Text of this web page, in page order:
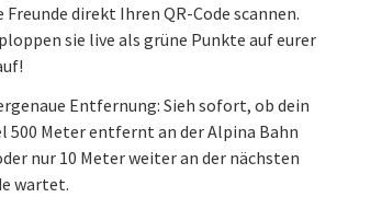
Freunde direkt Ihren QR-Code scannen.
sie live als grüne Punkte auf eurer
Entfernung: Sieh sofort, ob dein
500 Meter entfernt an der Alpina Bahn
nur 10 Meter weiter an der nächsten
wartet.